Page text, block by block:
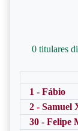
0 titulares
1 - Fábio
2 - Samuel
30 - Felipe